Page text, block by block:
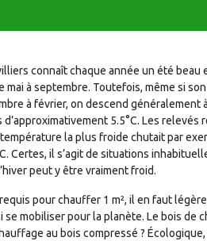
connaît chaque année un été
à septembre. Toutefois, même si
à février, on descend généralement
5.5°C. Les
la plus froide chutait par
Certes, il s’agit de situations
peut y être vraiment froid.
pour chauffer 1 m², il en faut
se mobiliser pour la planète. Le bois
au bois compressé ?